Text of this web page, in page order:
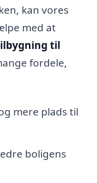
kan vores
med at
til
fordele,
mere plads til
boligens